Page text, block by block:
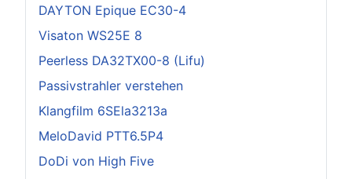
DAYTON Epique EC30-4
Visaton WS25E 8
Peerless DA32TX00-8 (Lifu)
Passivstrahler verstehen
Klangfilm 6SEla3213a
MeloDavid PTT6.5P4
DoDi von High Five